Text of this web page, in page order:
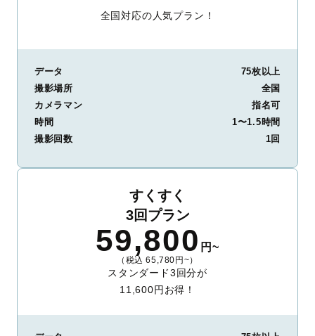
全国対応の人気プラン！
データ
75枚以上
撮影場所
全国
カメラマン
指名可
時間
1〜1.5時間
撮影回数
1回
すくすく
3回プラン
59,800 円~
（税込 65,780円~）
スタンダード3回分が
11,600円お得！